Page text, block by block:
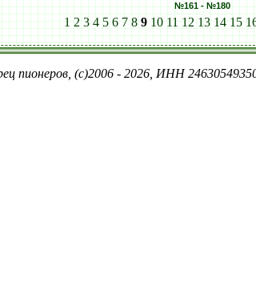
№161 - №180
1 2 3 4 5 6 7 8 9 10 11 12 13 14 15
пионеров, (c)2006 - 2026, ИНН